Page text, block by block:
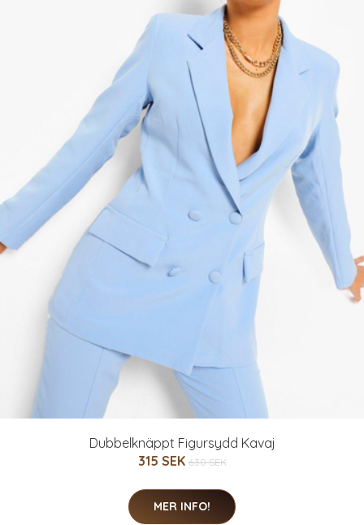
Dubbelknäppt Figursydd Kavaj
315 SEK 630 SEK
MER INFO!